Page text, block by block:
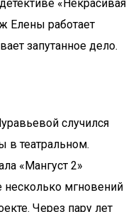
«Некрасивая
Елены работает
запутанное дело.
случился
в театральном.
«Мангуст 2»
несколько мгновений
Через пару лет